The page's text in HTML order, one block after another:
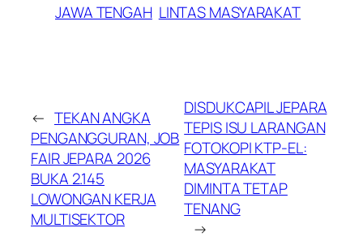
JAWA TENGAH LINTAS MASYARAKAT
← TEKAN ANGKA
PENGANGGURAN, JOB
FAIR JEPARA 2026
BUKA 2.145
LOWONGAN KERJA
MULTISEKTOR
DISDUKCAPIL JEPARA
TEPIS ISU LARANGAN
FOTOKOPI KTP-EL:
MASYARAKAT
DIMINTA TETAP
TENANG
→